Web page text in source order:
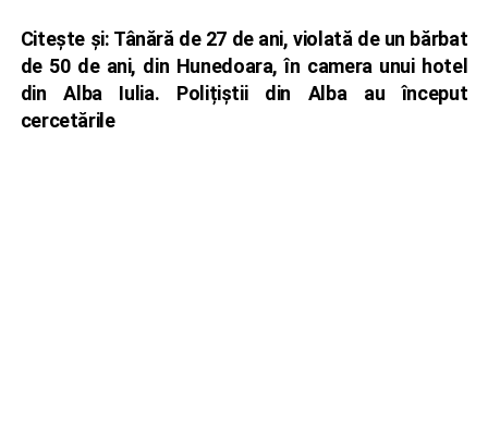
Citește și: Tânără de 27 de ani, violată de un bărbat
de 50 de ani, din Hunedoara, în camera unui hotel
din Alba Iulia. Polițiștii din Alba au început
cercetările